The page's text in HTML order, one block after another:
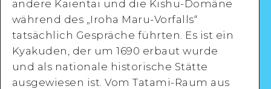
Detaillierte Ansicht
andere Kaientai und die Kishu-Domäne
während des „Iroha Maru-Vorfalls“
tatsächlich Gespräche führten. Es ist ein
Kyakuden, der um 1690 erbaut wurde
und als nationale historische Stätte
ausgewiesen ist. Vom Tatami-Raum aus